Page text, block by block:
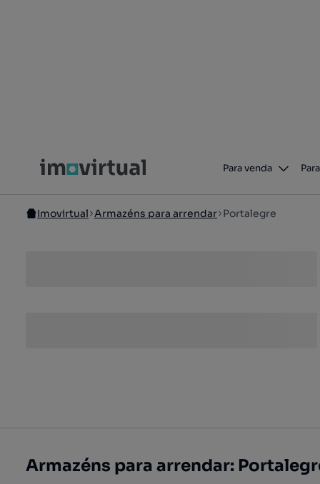
Para venda
Imovirtual Armazéns para arrendar Portalegre
Armazéns para arrendar: